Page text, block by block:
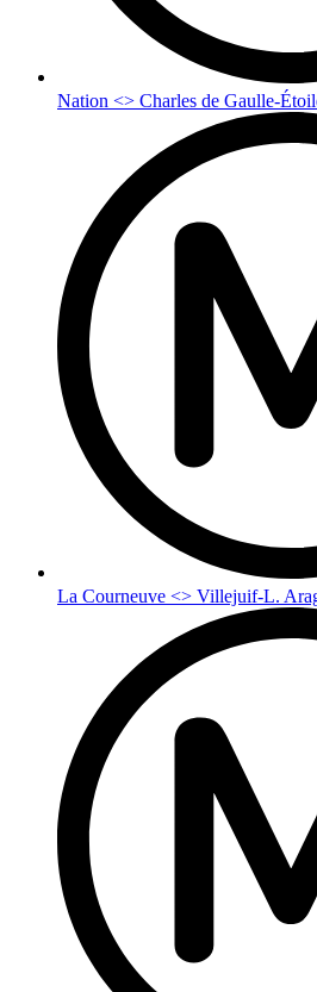
Nation <> Charles de Gaulle-
La Courneuve <> Villejuif-L.